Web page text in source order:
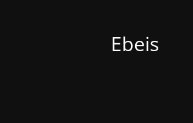
Ebeis